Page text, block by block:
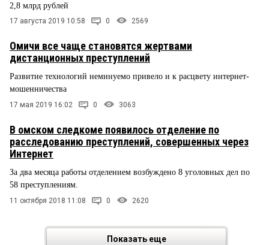
2,8 млрд рублей
17 августа 2019 10:58 0 2569
Омичи все чаще становятся жертвами
дистанционных преступлений
Развитие технологий неминуемо привело и к расцвету интернет-
мошенничества
17 мая 2019 16:02 0 3063
В омском следкоме появилось отделение по
расследованию преступлений, совершенных через
Интернет
За два месяца работы отделением возбуждено 8 уголовных дел по
58 преступлениям.
11 октября 2018 11:08 0 2620
Показать еще